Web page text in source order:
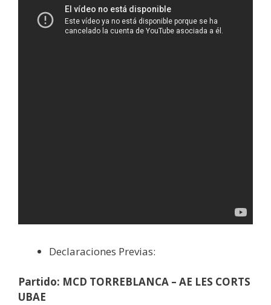
Declaraciones Previas:
Partido: MCD TORREBLANCA – AE LES CORTS
UBAE